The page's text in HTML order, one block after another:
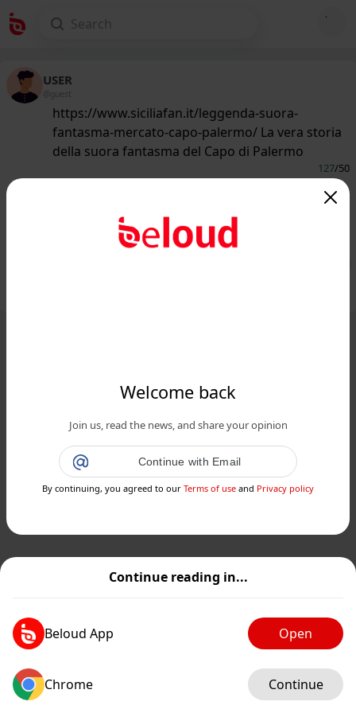
Continue reading in...
Beloud App Open
Chrome Continue
Welcome back
Join us, read the news, and share your opinion
Continue with Email
By continuing, you agreed to our Terms of use and Privacy policy
USER
@guest
https://www.siciliafan.it/leggenda-suora-
fantasma-mercato-capo-palermo/ La vera storia
della suora fantasma del Capo di Palermo
127/50
Mercato del Capo di Palermo...